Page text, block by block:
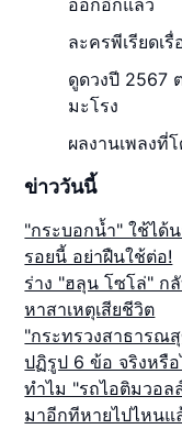
ออกอีกแล้ว
ละครพีเรียดเ
ดูดวงปี 2567
มะโรง
ผลงานเพลงที่
ข่าววันนี้
"กระบอกน้ำ" ใช้ได้
รอยนี้ อย่าฝืนใช้ต่อ!
ร่าง "ฮลุน โซโล่" ก
หาสาเหตุเสียชีวิต
"กระทรวงสาธารณ
ปฏิรูป 6 ข้อ จริงหรื
ทำไม "รถไอติมวอล
มาอีกทีหายไปไหนแ